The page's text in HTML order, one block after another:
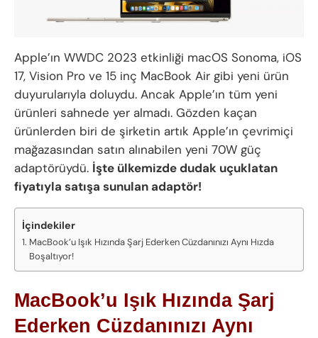
Apple’ın WWDC 2023 etkinliği macOS Sonoma, iOS
17, Vision Pro ve 15 inç MacBook Air gibi yeni ürün
duyurularıyla doluydu. Ancak Apple’ın tüm yeni
ürünleri sahnede yer almadı. Gözden kaçan
ürünlerden biri de şirketin artık Apple’ın çevrimiçi
mağazasından satın alınabilen yeni 70W güç
adaptörüydü. İşte ülkemizde dudak uçuklatan
fiyatıyla satışa sunulan adaptör!
İçindekiler
MacBook’u Işık Hızında Şarj Ederken Cüzdanınızı Aynı Hızda
Boşaltıyor!
MacBook’u Işık Hızında Şarj
Ederken Cüzdanınızı Aynı